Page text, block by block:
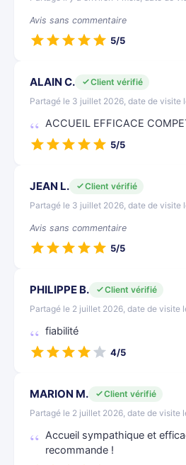
Avis sans commentaire
5/5
ALAIN C.
Client vérifié
Partagé le 3 juillet 2026, date de visite
ACCUEIL EFFICACE
5/5
JEAN L.
Client vérifié
Partagé le 3 juillet 2026, date de visite
Avis sans commentaire
5/5
PHILIPPE B.
Client vérifié
Partagé le 2 juillet 2026, date de visite
fiabilité
4/5
MARION M.
Client vérifié
Partagé le 2 juillet 2026, date de visite
Accueil sympathique et
recommande !